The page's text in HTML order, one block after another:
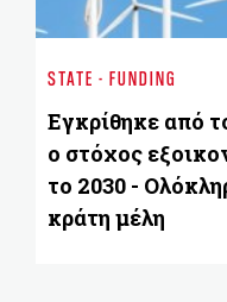
STATE - FUNDING
Εγκρίθηκε από
ο στόχος
το 2030 -
κράτη μέλη